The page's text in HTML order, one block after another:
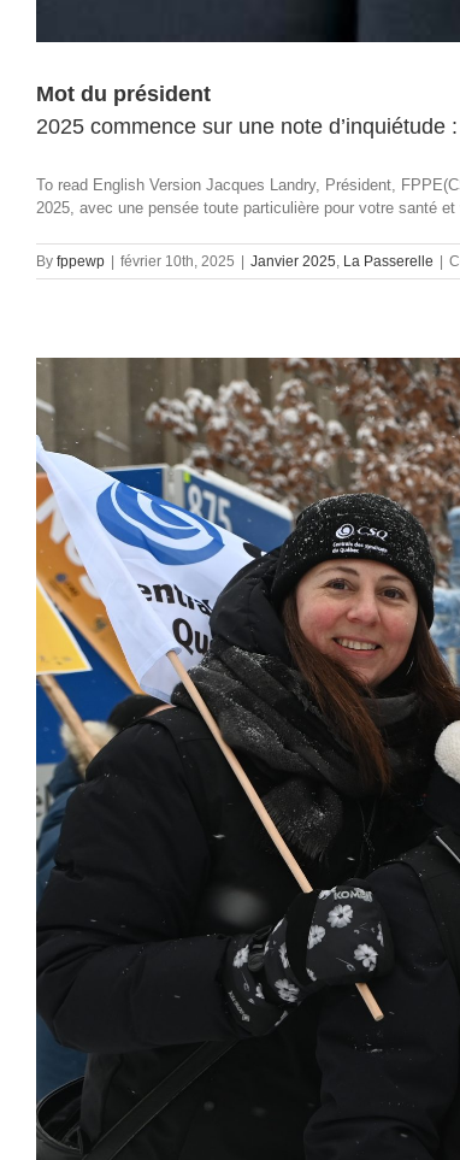
Mot du président
2025 commence sur une note d’inquiétude
To read English Version Jacques Landry, Président,
2025, avec une pensée toute particulière pour votre santé
By fppewp | février 10th, 2025 | Janvier 2025 La Passerelle |